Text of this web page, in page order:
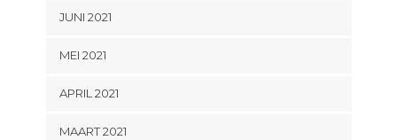
JUNI 2021
MEI 2021
APRIL 2021
MAART 2021